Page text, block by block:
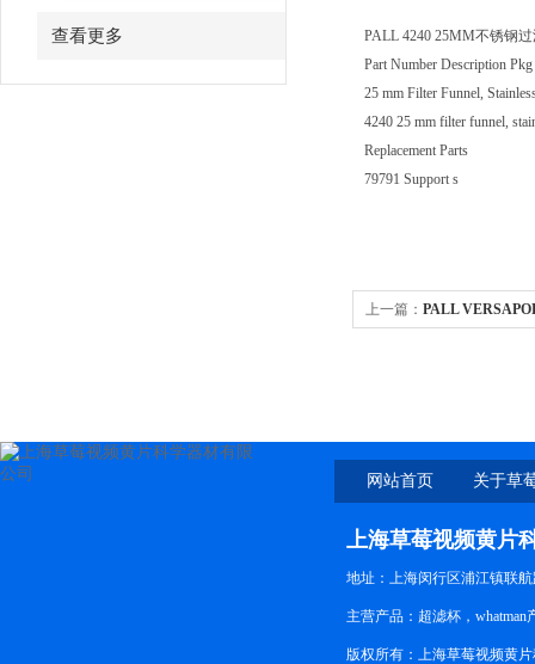
查看更多
PALL 4240 25MM不锈钢
Part Number Description Pkg
25 mm Filter Funnel,
4240 25 mm filter funnel,
Replacement Parts
79791 Support s
上一篇： PALL
网站首页 关于草
上海草莓视频黄片
地址：上海闵行区浦江镇联
主营产品：超滤杯，whatman
版权所有：上海草莓视频黄片